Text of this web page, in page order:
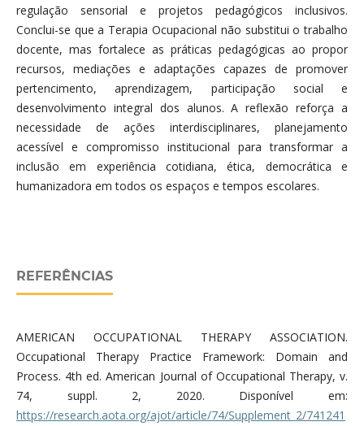
regulação sensorial e projetos pedagógicos inclusivos.
Conclui-se que a Terapia Ocupacional não substitui o trabalho
docente, mas fortalece as práticas pedagógicas ao propor
recursos, mediações e adaptações capazes de promover
pertencimento, aprendizagem, participação social e
desenvolvimento integral dos alunos. A reflexão reforça a
necessidade de ações interdisciplinares, planejamento
acessível e compromisso institucional para transformar a
inclusão em experiência cotidiana, ética, democrática e
humanizadora em todos os espaços e tempos escolares.
REFERÊNCIAS
AMERICAN OCCUPATIONAL THERAPY ASSOCIATION.
Occupational Therapy Practice Framework: Domain and
Process. 4th ed. American Journal of Occupational Therapy, v.
74, suppl. 2, 2020. Disponível em:
https://research.aota.org/ajot/article/74/Supplement_2/741241